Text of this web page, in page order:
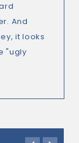
And
it looks
"ugly